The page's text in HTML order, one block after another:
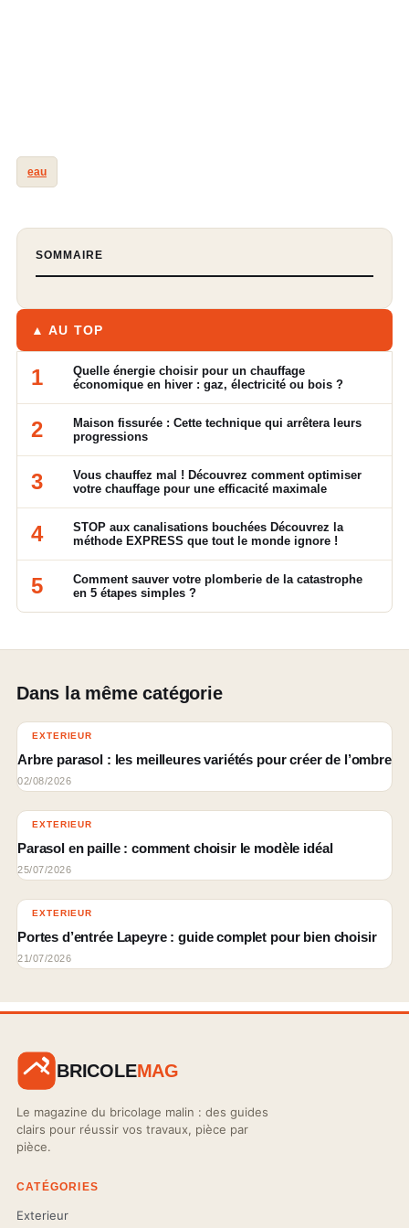
eau
SOMMAIRE
▲ AU TOP
1
Quelle énergie choisir pour un chauffage
économique en hiver : gaz, électricité ou bois ?
2
Maison fissurée : Cette technique qui arrêtera leurs
progressions
3
Vous chauffez mal ! Découvrez comment optimiser
votre chauffage pour une efficacité maximale
4
STOP aux canalisations bouchées Découvrez la
méthode EXPRESS que tout le monde ignore !
5
Comment sauver votre plomberie de la catastrophe
en 5 étapes simples ?
Dans la même catégorie
EXTERIEUR
Arbre parasol : les meilleures variétés pour créer de l’ombre
02/08/2026
EXTERIEUR
Parasol en paille : comment choisir le modèle idéal
25/07/2026
EXTERIEUR
Portes d’entrée Lapeyre : guide complet pour bien choisir
21/07/2026
BRICOLEMAG
Le magazine du bricolage malin : des guides
clairs pour réussir vos travaux, pièce par
pièce.
CATÉGORIES
Exterieur